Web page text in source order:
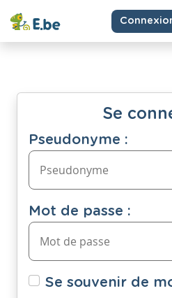
Se
Pseudonyme :
Mot de passe :
Se souvenir de